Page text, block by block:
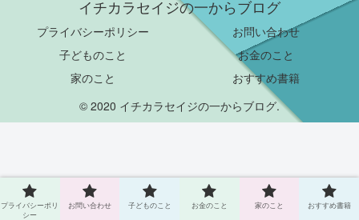
イチカラセイジの一からブログ
プライバシーポリシー
お問い合わせ
子どものこと
お金のこと
家のこと
おすすめ書籍
© 2020 イチカラセイジの一からブログ.
プライバシーポリ
シー
お問い合わせ 子どものこと お金のこと 家のこと おすすめ書籍